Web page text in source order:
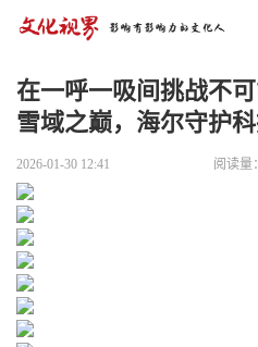
在一呼一吸间挑战不
雪域之巅，海尔守护
2026-01-30 12:41 阅读量